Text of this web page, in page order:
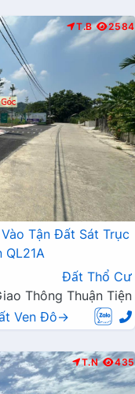
T.B 2584
Tận Đất Sát Trục
QL21A
Đất Thổ Cư
Thông Thuận Tiện
Ven Đô→
T.N 435